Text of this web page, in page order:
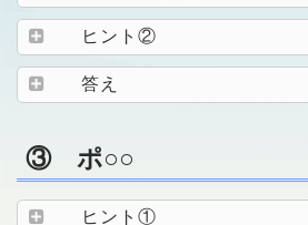
ヒント②
答え
③ ポ○○
ヒント①